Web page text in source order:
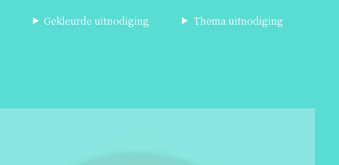
Gekleurde uitnodiging Thema uitnodiging